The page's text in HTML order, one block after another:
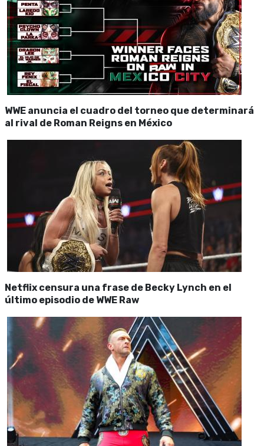
WWE anuncia el cuadro del torneo que determinará
al rival de Roman Reigns en México
Netflix censura una frase de Becky Lynch en el
último episodio de WWE Raw